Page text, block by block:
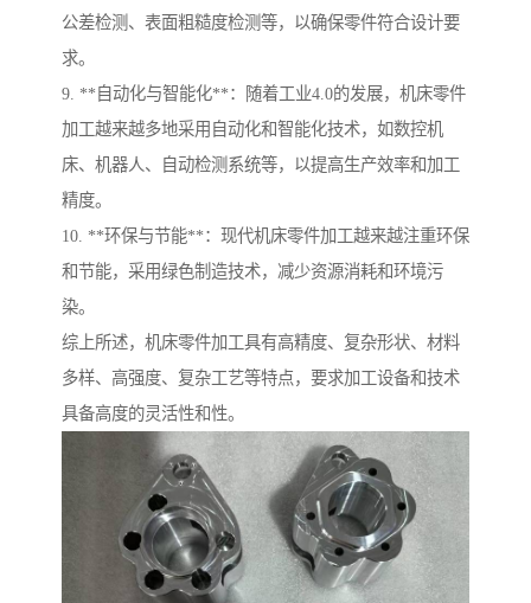
公差检测、表面粗糙度检测等，以确保零件符合设计要
求。
9. **自动化与智能化**：随着工业4.0的发展，机床零件
加工越来越多地采用自动化和智能化技术，如数控机
床、机器人、自动检测系统等，以提高生产效率和加工
精度。
10. **环保与节能**：现代机床零件加工越来越注重环保
和节能，采用绿色制造技术，减少资源消耗和环境污
染。
综上所述，机床零件加工具有高精度、复杂形状、材料
多样、高强度、复杂工艺等特点，要求加工设备和技术
具备高度的灵活性和性。